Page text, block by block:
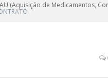
(Aquisição de